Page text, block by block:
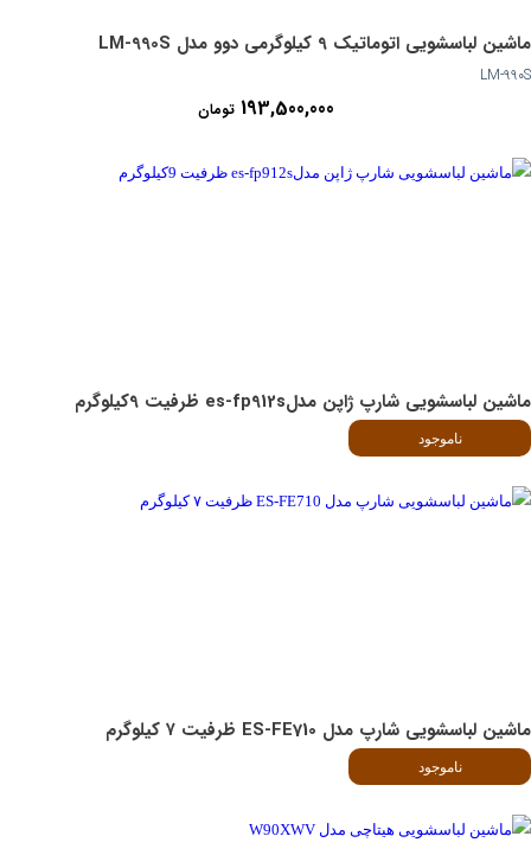
ماشین لباسشویی اتوماتیک 9 کیلوگرمی دوو مدل LM-990S
LM-990S
193,500,000 تومان
ماشین لباسشویی شارپ ژاپن مدلes-fp912s ظرفیت 9کیلوگرم
ناموجود
ماشین لباسشویی شارپ مدل ES-FE710 ظرفیت ۷ کیلوگرم
ناموجود